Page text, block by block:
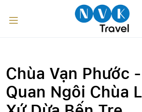
Chùa Vạn Phước
Quan Ngôi Chùa